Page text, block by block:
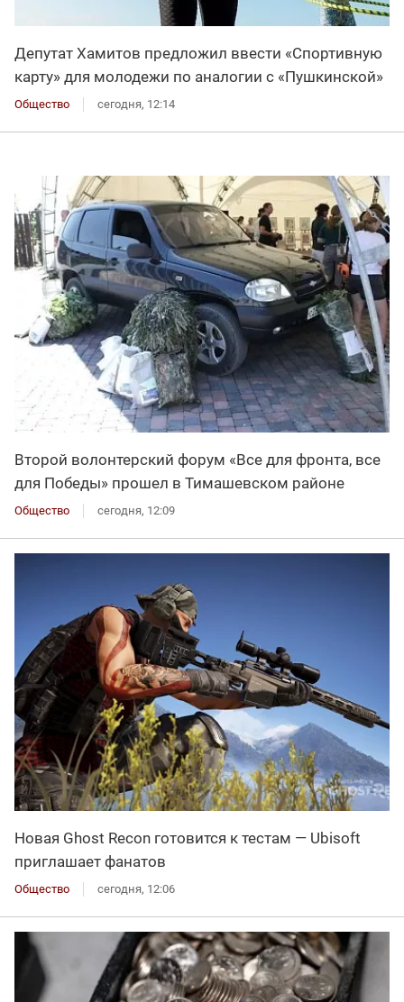
Депутат Хамитов предложил ввести «Спортивную
карту» для молодежи по аналогии с «Пушкинской»
Общество сегодня, 12:14
Второй волонтерский форум «Все для фронта, все
для Победы» прошел в Тимашевском районе
Общество сегодня, 12:09
Новая Ghost Recon готовится к тестам — Ubisoft
приглашает фанатов
Общество сегодня, 12:06